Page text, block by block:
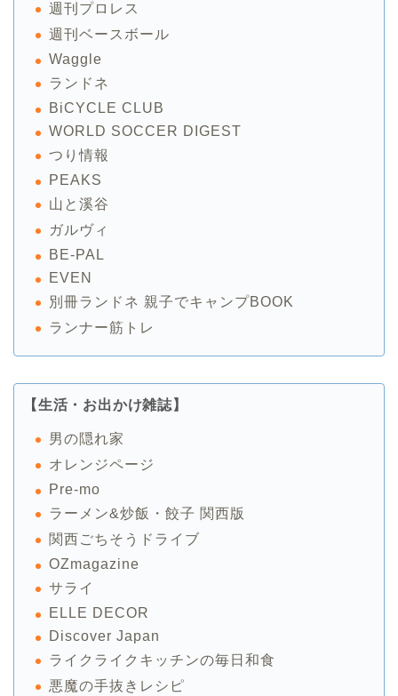
週刊プロレス
週刊ベースボール
Waggle
ランドネ
BiCYCLE CLUB
WORLD SOCCER DIGEST
つり情報
PEAKS
山と溪谷
ガルヴィ
BE-PAL
EVEN
別冊ランドネ 親子でキャンプBOOK
ランナー筋トレ
【生活・お出かけ雑誌】
男の隠れ家
オレンジページ
Pre-mo
ラーメン&炒飯・餃子 関西版
関西ごちそうドライブ
OZmagazine
サライ
ELLE DECOR
Discover Japan
ライクライクキッチンの毎日和食
悪魔の手抜きレシピ